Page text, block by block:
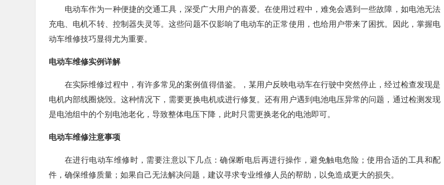
电动车作为一种便捷的交通工具，深受广大用户的喜爱。在使用过程中，难免会遇到一些故障，如电池无法
充电、电机不转、控制器失灵等。这些问题不仅影响了电动车的正常使用，也给用户带来了困扰。因此，掌握电
动车维修技巧显得尤为重要。
电动车维修实例详解
在实际维修过程中，有许多常见的案例值得借鉴。，某用户反映电动车在行驶中突然停止，经过检查发现是
电机内部线圈烧毁。这种情况下，需要更换电机或进行修复。还有用户遇到电池电压异常的问题，通过检测发现
是电池组中的个别电池老化，导致整体电压下降，此时只需更换老化的电池即可。
电动车维修注意事项
在进行电动车维修时，需要注意以下几点：确保断电后再进行操作，避免触电危险；使用合适的工具和配
件，确保维修质量；如果自己无法解决问题，建议寻求专业维修人员的帮助，以免造成更大的损失。